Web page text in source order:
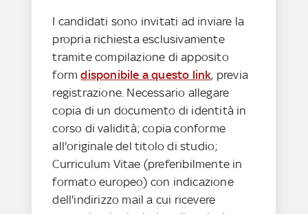
I candidati sono invitati ad inviare la
propria richiesta esclusivamente
tramite compilazione di apposito
formdisponibile a questo link, previa
registrazione. Necessario allegare
copia di un documento di identità in
corso di validità; copia conforme
all'originale del titolo di studio;
Curriculum Vitae (preferibilmente in
formato europeo) con indicazione
dell'indirizzo mail a cui ricevere